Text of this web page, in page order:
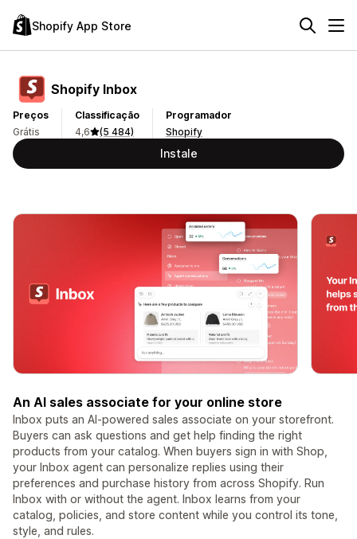
Shopify App Store
Shopify Inbox
Preços
Grátis
Classificação
4,6
(5 484)
Programador
Shopify
Instale
An AI sales associate for your online store
Inbox puts an AI-powered sales associate on your storefront.
Buyers can ask questions and get help finding the right
products from your catalog. When buyers sign in with Shop,
your Inbox agent can personalize replies using their
preferences and purchase history from across Shopify. Run
Inbox with or without the agent. Inbox learns from your
catalog, policies, and store content while you control its tone,
style, and rules.